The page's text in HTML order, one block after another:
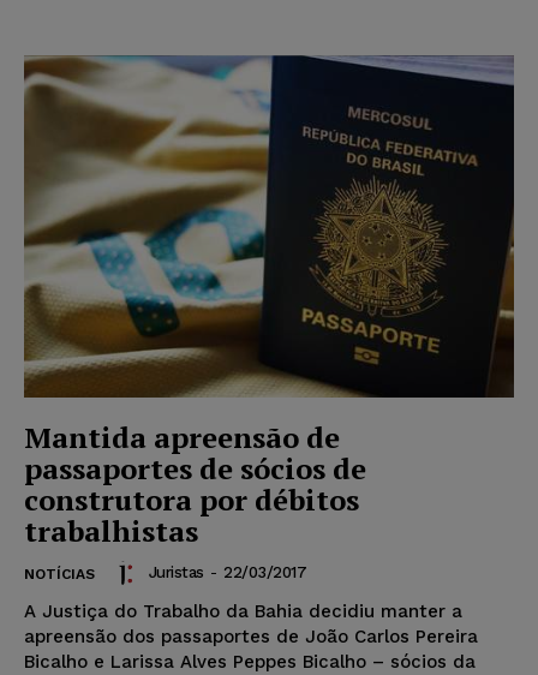
Mantida apreensão de
passaportes de sócios de
construtora por débitos
trabalhistas
NOTÍCIAS Juristas - 22/03/2017
A Justiça do Trabalho da Bahia decidiu manter a
apreensão dos passaportes de João Carlos Pereira
Bicalho e Larissa Alves Peppes Bicalho – sócios da